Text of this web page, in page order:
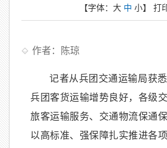
【字体： 大 中 小】 打
作者：陈琼
记者从兵团交通运输局获
兵团客货运输增势良好，各级
旅客运输服务、交通物流保通
以高标准、强保障扎实推进各